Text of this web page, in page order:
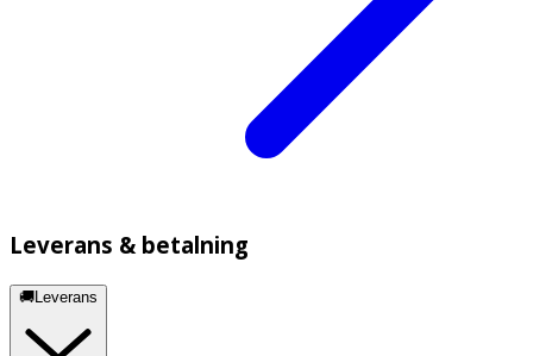
Leverans & betalning
🚚Leverans